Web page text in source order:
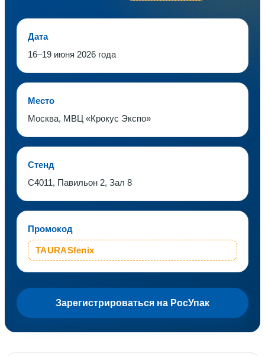
Дата
16–19 июня 2026 года
Место
Москва, МВЦ «Крокус Экспо»
Стенд
C4011, Павильон 2, Зал 8
Промокод
TAURASfenix
Зарегистрироваться на РосУпак